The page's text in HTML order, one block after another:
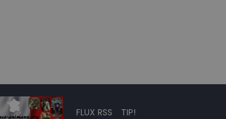
FLUX RSS TIP!